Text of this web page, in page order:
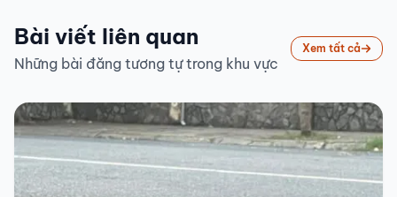
Bài viết liên quan
Những bài đăng tương tự trong khu vực
Xem tất cả